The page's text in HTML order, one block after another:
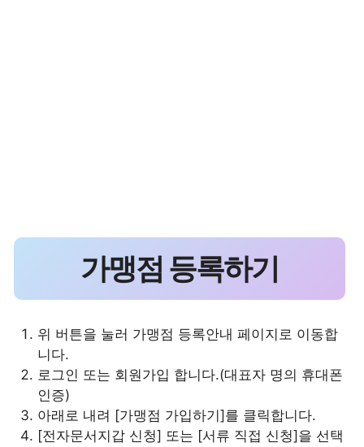
가맹점 등록하기
위 버튼을 눌러 가맹점 등록안내 페이지로 이동합
니다.
로그인 또는 회원가입 합니다.(대표자 명의 휴대폰
인증)
아래로 내려 [가맹점 가입하기]를 클릭합니다.
[전자문서지갑 신청] 또는 [서류 직접 신청]을 선택